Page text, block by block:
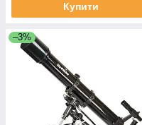
Купити
–3%